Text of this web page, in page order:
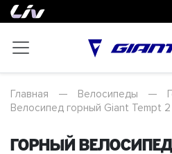
Главная — Велосипеды —
Велосипед горный Giant Tempt 2
Горный